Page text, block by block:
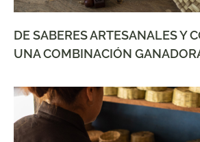
DE SABERES ARTESANALES Y
UNA COMBINACIÓN